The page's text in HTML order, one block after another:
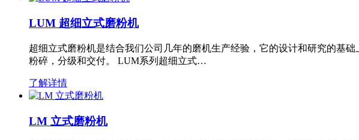
LUM 超细立式磨粉机
超细立式磨粉机是结合我们公司几年的磨机生产经验，它的设计和研究的基
粉碎，分级和交付。 LUM系列超细立式…
了解详情
LM 立式磨粉机